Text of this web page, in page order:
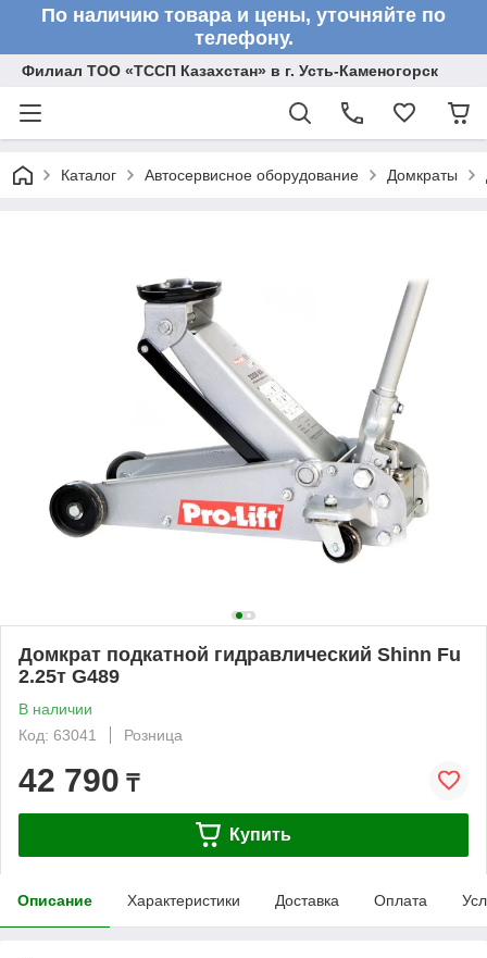
По наличию товара и цены, уточняйте по
телефону.
Филиал ТОО «ТССП Казахстан» в г. Усть-Каменогорск
Каталог Автосервисное оборудование Домкраты
Домкрат подкатной гидравлический Shinn Fu
2.25т G489
В наличии
Код: 63041
Розница
42 790 ₸
Купить
Описание Характеристики Доставка Оплата